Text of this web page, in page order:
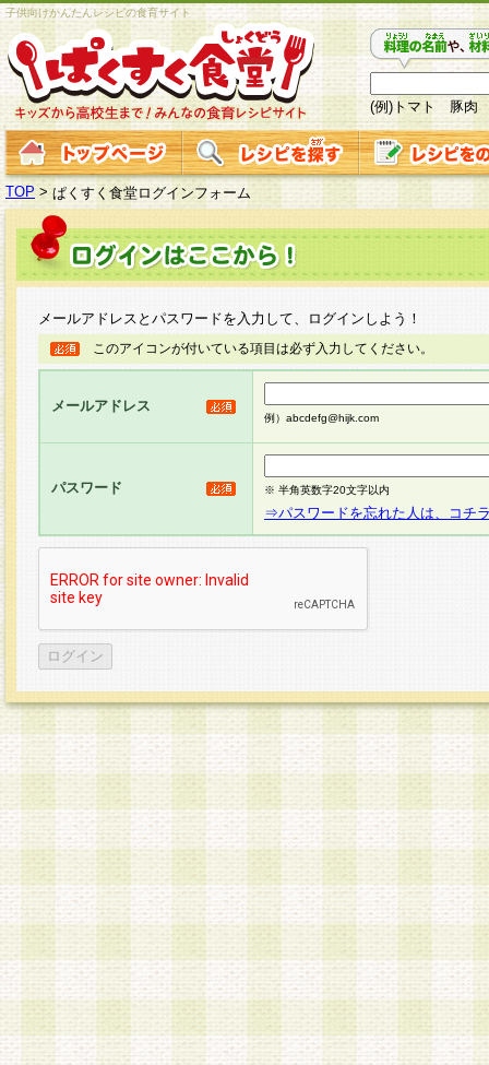
子供向けかんたんレシピの食育サイト
(例)トマト 豚肉
TOP > ぱくすく食堂ログインフォーム
メールアドレスとパスワードを入力して、ログインしよう！
このアイコンが付いている項目は必ず入力してください。
メールアドレス
例）abcdefg@hijk.com
パスワード ※ 半角英数字20文字以内
⇒パスワードを忘れた人は、コチ